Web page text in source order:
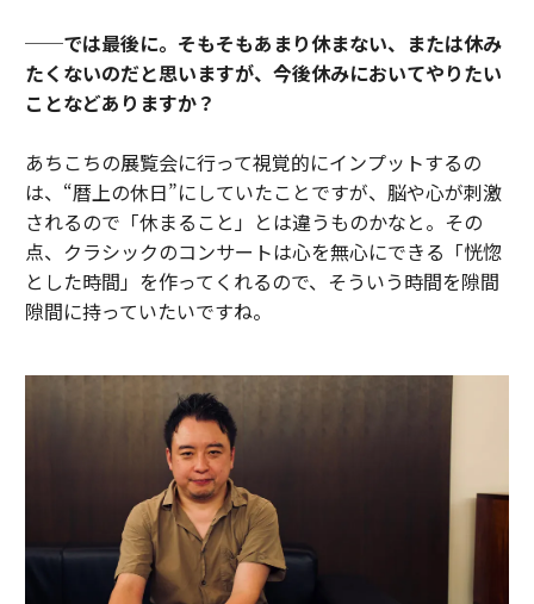
──では最後に。そもそもあまり休まない、または休み
たくないのだと思いますが、今後休みにおいてやりたい
ことなどありますか？
あちこちの展覧会に行って視覚的にインプットするの
は、“暦上の休日”にしていたことですが、脳や心が刺激
されるので「休まること」とは違うものかなと。その
点、クラシックのコンサートは心を無心にできる「恍惚
とした時間」を作ってくれるので、そういう時間を隙間
隙間に持っていたいですね。